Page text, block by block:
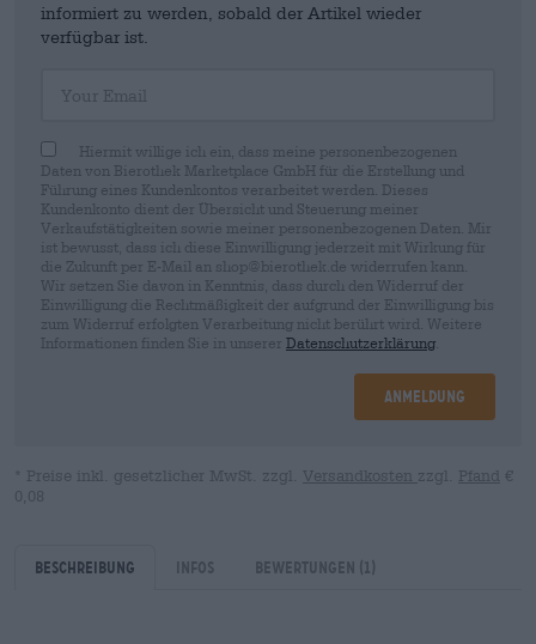
informiert zu werden, sobald der Artikel wieder
verfügbar ist.
Hiermit willige ich ein, dass meine personenbezogenen
Daten von Bierothek Marketplace GmbH für die Erstellung und
Führung eines Kundenkontos verarbeitet werden. Dieses
Kundenkonto dient der Übersicht und Steuerung meiner
Verkaufstätigkeiten sowie meiner personenbezogenen Daten. Mir
ist bewusst, dass ich diese Einwilligung jederzeit mit Wirkung für
die Zukunft per E-Mail an shop@bierothek.de widerrufen kann.
Wir setzen Sie davon in Kenntnis, dass durch den Widerruf der
Einwilligung die Rechtmäßigkeit der aufgrund der Einwilligung bis
zum Widerruf erfolgten Verarbeitung nicht berührt wird. Weitere
Informationen finden Sie in unserer Datenschutzerklärung
Anmeldung
* Preise inkl. gesetzlicher MwSt. zzgl. Versandkosten zzgl. Pfand €
0,08
Beschreibung Infos Bewertungen (1)